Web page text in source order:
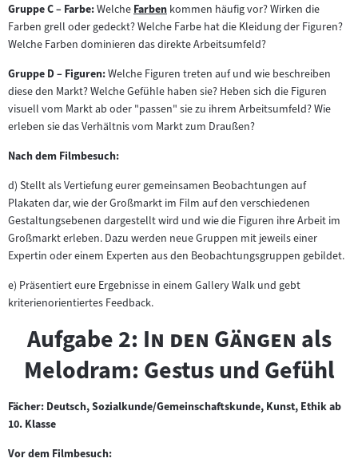
Gruppe C – Farbe:WelcheZum
Inhalt:
Farben kommen häufig vor? Wirken die
Farben grell oder gedeckt? Welche Farbe hat die Kleidung der Figuren?
Welche Farben dominieren das direkte Arbeitsumfeld?
Gruppe D – Figuren:Welche Figuren treten auf und wie beschreiben
diese den Markt? Welche Gefühle haben sie? Heben sich die Figuren
visuell vom Markt ab oder "passen" sie zu ihrem Arbeitsumfeld? Wie
erleben sie das Verhältnis vom Markt zum Draußen?
Nach dem Filmbesuch:
d) Stellt als Vertiefung eurer gemeinsamen Beobachtungen auf
Plakaten dar, wie der Großmarkt im Film auf den verschiedenen
Gestaltungsebenen dargestellt wird und wie die Figuren ihre Arbeit im
Großmarkt erleben. Dazu werden neue Gruppen mit jeweils einer
Expertin oder einem Experten aus den Beobachtungsgruppen gebildet.
e) Präsentiert eure Ergebnisse in einem Gallery Walk und gebt
kriterienorientiertes Feedback.
Aufgabe 2: "
In den Gängen "
als
Melodram: Gestus und Gefühl
Fächer: Deutsch, Sozialkunde/Gemeinschaftskunde, Kunst, Ethik ab
10. Klasse
Vor dem Filmbesuch: